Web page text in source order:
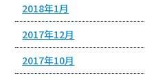
2018年1月
2017年12月
2017年10月